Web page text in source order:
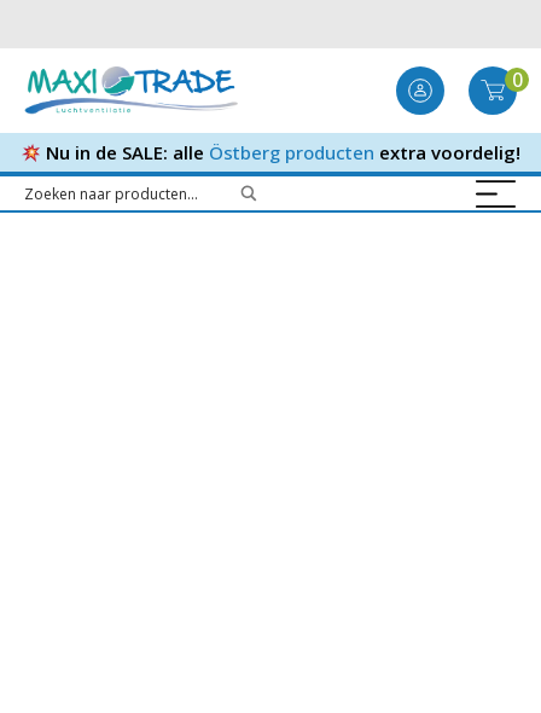
0
Nu in de SALE: alle Östberg producten extra voordelig!